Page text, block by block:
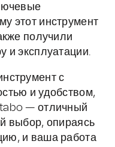
этот инструмент
получили
и эксплуатации.
с
и удобством,
— отличный
выбор, опираясь
и ваша работа